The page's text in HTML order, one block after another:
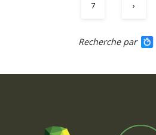
7 ›
Recherche par